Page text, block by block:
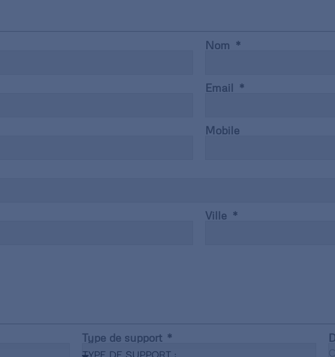
Nom
Email
Mobile
Ville
Type de support